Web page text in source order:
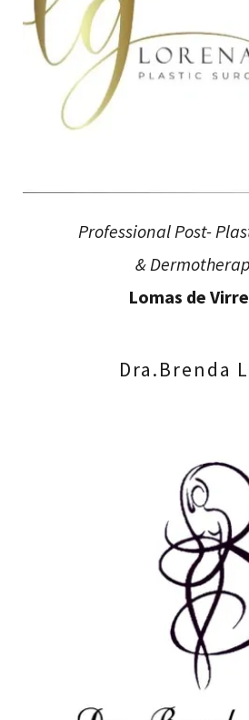
Professional Post-
&
Lomas de
Dra.Brenda